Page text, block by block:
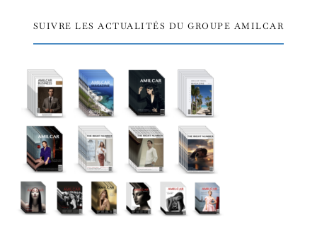
SUIVRE LES ACTUALITÉS DU GROUPE AMILCAR